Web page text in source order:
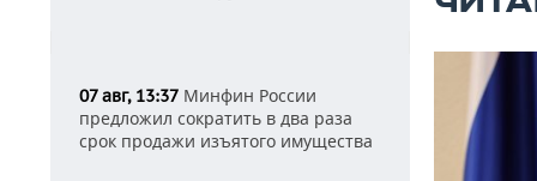
07 авг, 13:37 Минфин России
предложил сократить в два раза
срок продажи изъятого имущества